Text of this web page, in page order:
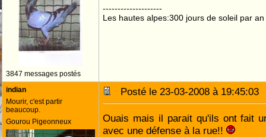
3847 messages postés
--------------------
Les hautes alpes:300 jours de soleil par an
indian
Mourir, c'est partir
beaucoup.
Gourou Pigeonneux
Posté le 23-03-2008 à
Ouais mais il parait qu'ils ont fait
avec une défense à la rue!!